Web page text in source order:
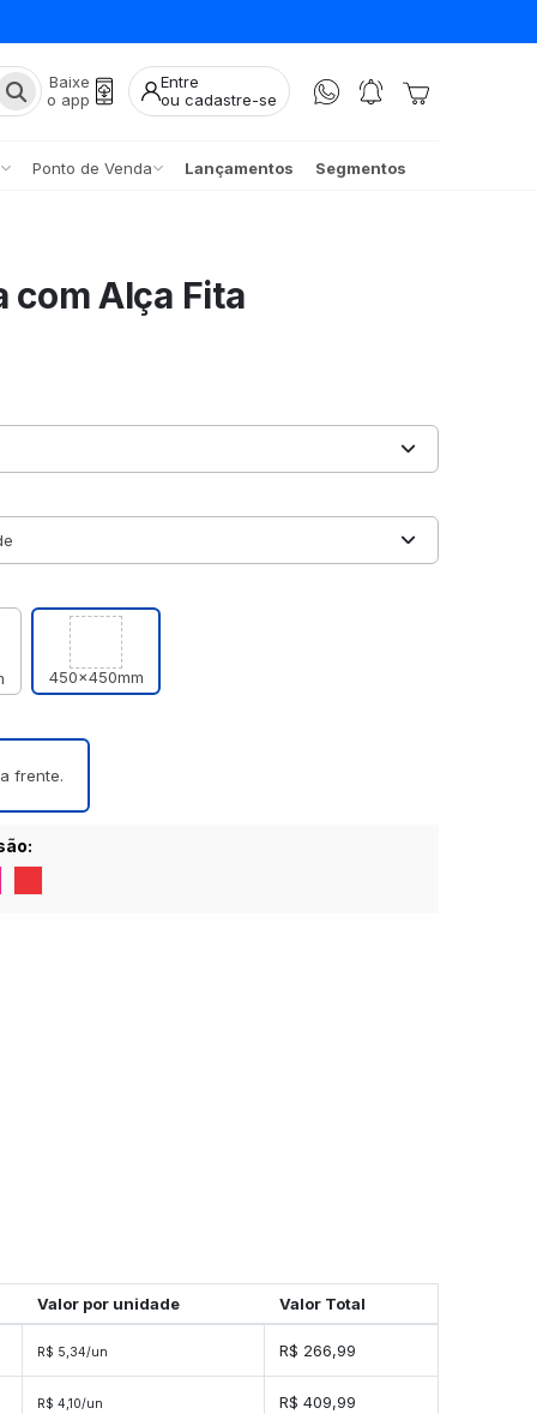
Baixe
o app
Entre
ou cadastre-se
Ponto de Venda Lançamentos Segmentos
com Alça Fita
450x450mm
frente.
Valor por unidade Valor Total
R$ 5,34/un R$ 266,99
R$ 4,10/un R$ 409,99